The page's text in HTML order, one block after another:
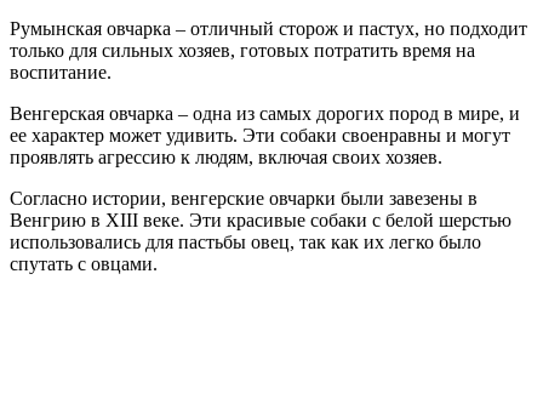
Румынская овчарка – отличный сторож и пастух, но подходит
только для сильных хозяев, готовых потратить время на
воспитание.
Венгерская овчарка – одна из самых дорогих пород в мире, и
ее характер может удивить. Эти собаки своенравны и могут
проявлять агрессию к людям, включая своих хозяев.
Согласно истории, венгерские овчарки были завезены в
Венгрию в XIII веке. Эти красивые собаки с белой шерстью
использовались для пастьбы овец, так как их легко было
спутать с овцами.